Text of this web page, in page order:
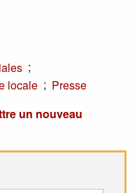
;
locale ; Presse
un nouveau